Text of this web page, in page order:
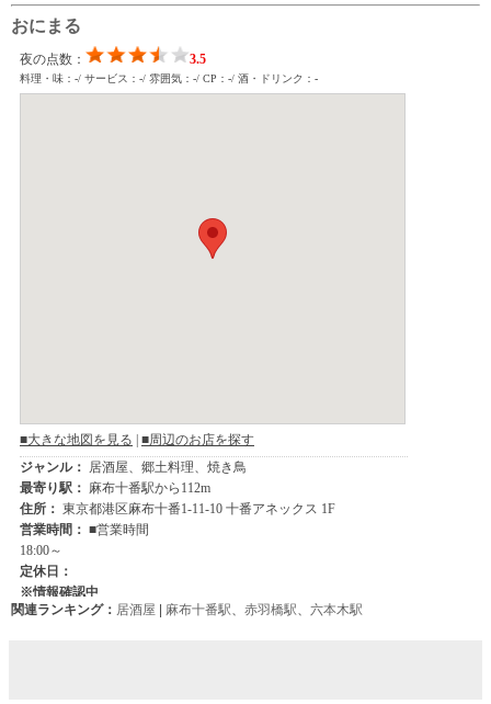
おにまる
関連ランキング： 居酒屋 | 麻布十番駅 赤羽橋駅 六本木駅